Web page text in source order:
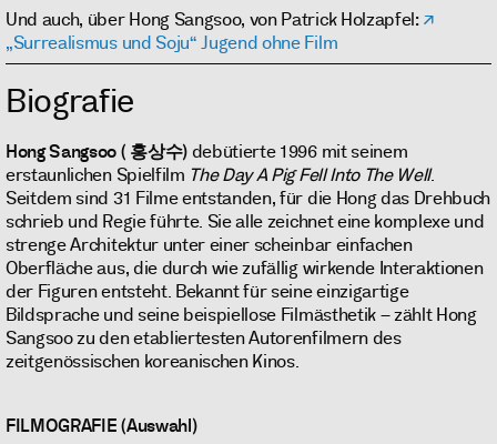
Und auch, über Hong Sangsoo, von Patrick Holzapfel:
„Surrealismus und Soju“ Jugend ohne Film
Biografie
Hong Sangsoo( 홍상수)debütierte 1996 mit seinem
erstaunlichen Spielfilm The Day A Pig Fell Into The Well.
Seitdem sind 31 Filme entstanden, für die Hong das Drehbuch
schrieb und Regie führte. Sie alle zeichnet eine komplexe und
strenge Architektur unter einer scheinbar einfachen
Oberfläche aus, die durch wie zufällig wirkende Interaktionen
der Figuren entsteht. Bekannt für seine einzigartige
Bildsprache und seine beispiellose Filmästhetik – zählt Hong
Sangsoo zu den etabliertesten Autorenfilmern des
zeitgenössischen koreanischen Kinos.
FILMOGRAFIE (Auswahl)